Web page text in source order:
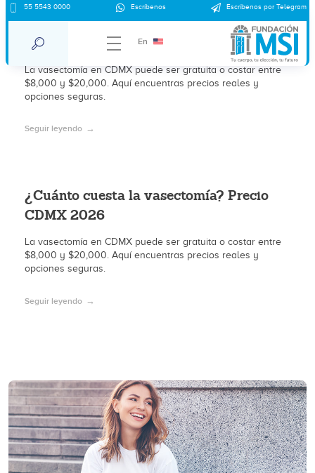
55 5543 0000 Escríbenos Escríbenos por Telegram
En
¿Cuáles son los tratamientos disponibles
para el VPH en clínicas de México?
La vasectomía en CDMX puede ser gratuita o costar entre
$8,000 y $20,000. Aquí encuentras precios reales y
opciones seguras.
Seguir leyendo
¿Cuánto cuesta la vasectomía? Precio
CDMX 2026
La vasectomía en CDMX puede ser gratuita o costar entre
$8,000 y $20,000. Aquí encuentras precios reales y
opciones seguras.
Seguir leyendo